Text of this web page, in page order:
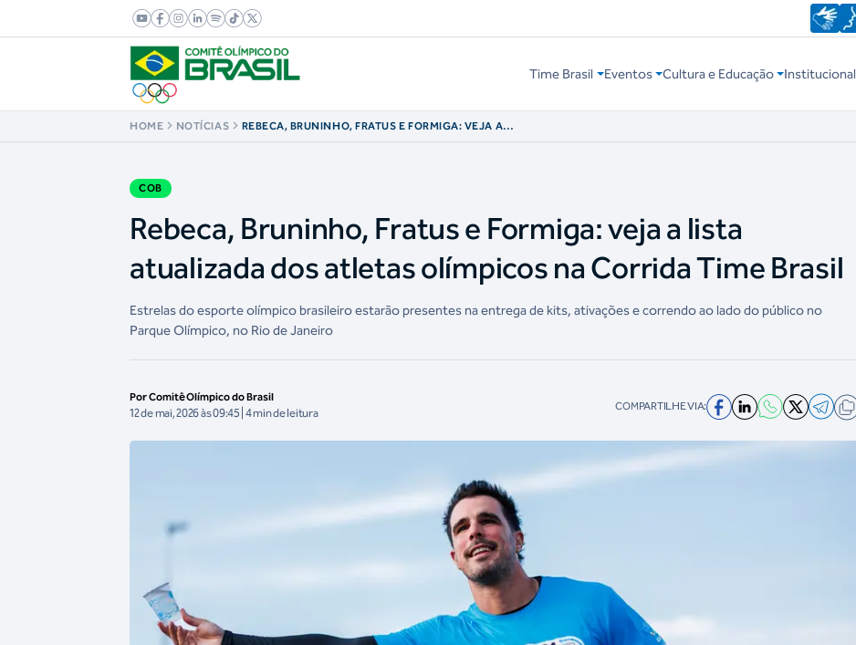
Time Brasil Eventos Cultura e Educação Institucional
HOME NOTÍCIAS
REBECA, BRUNINHO, FRATUS E FORMIGA: VEJA A
COB
Rebeca, Bruninho, Fratus e Formiga: veja a lista
atualizada dos atletas olímpicos na Corrida Time Brasil
Estrelas do esporte olímpico brasileiro estarão presentes na entrega de kits, ativações e correndo ao lado do público no
Parque Olímpico, no Rio de Janeiro
Por Comitê Olímpico do Brasil
12 de mai, 2026 às 09:45 | 4 min de leitura COMPARTILHE VIA: